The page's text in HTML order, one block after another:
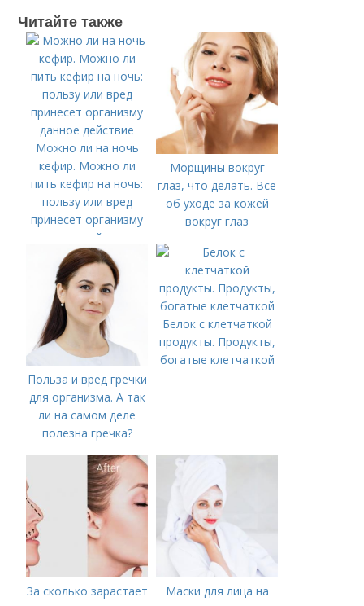
Читайте также
Можно ли на ночь
кефир. Можно ли
пить кефир на ночь:
пользу или вред
принесет организму
данное действие
Морщины вокруг
глаз, что делать. Все
об уходе за кожей
вокруг глаз
Польза и вред гречки
для организма. А так
ли на самом деле
полезна гречка?
Белок с клетчаткой
продукты. Продукты,
богатые клетчаткой
За сколько зарастает
Маски для лица на